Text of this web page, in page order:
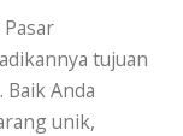
tujuan
Anda
unik,